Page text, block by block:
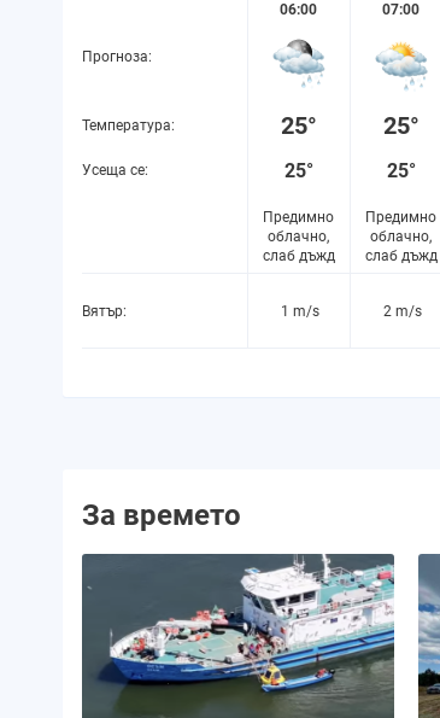
Прогноза:
Температура:
Усеща се:
Вятър:
валежи:
Вероятност за буря:
Атмосферно
налягане:
Влажност:
06:00
25°
25°
Предимно
облачно,
слаб дъжд
1 m/s
1013 hPa
99%
07:00
25°
25°
Предимно
облачно,
слаб дъжд
2 m/s
1013 hPa
99%
За времето